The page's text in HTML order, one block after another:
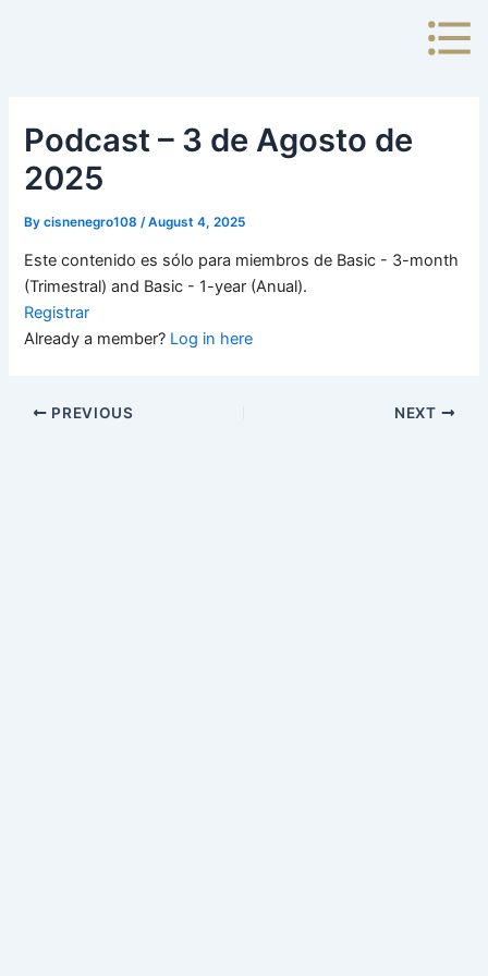
Podcast – 3 de Agosto de
2025
Bycisnenegro108 /August 4, 2025
Este contenido es sólo para miembros de Basic - 3-month
(Trimestral) and Basic - 1-year (Anual).
Registrar
Already a member? Log in here
PREVIOUS NEXT